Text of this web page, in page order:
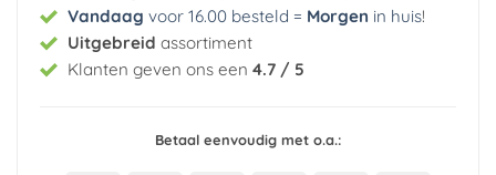
Vandaag voor 16.00 besteld = Morgen in huis!
Uitgebreid assortiment
Klanten geven ons een 4.7 / 5
Betaal eenvoudig met o.a.: